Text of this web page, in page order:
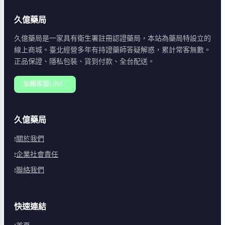
久億藥局
久億藥局是一家具有衛生署註冊認證藥局，本站為藥局特設立的
線上商城。臺北經營多年有持證藥師答疑解惑，累計常客無數。
正品保證、隱私包裝、貨到付款、全台配送。
加賴客服LINE ›
久億藥局
關於我們
企業社會責任
聯絡我們
快速連結